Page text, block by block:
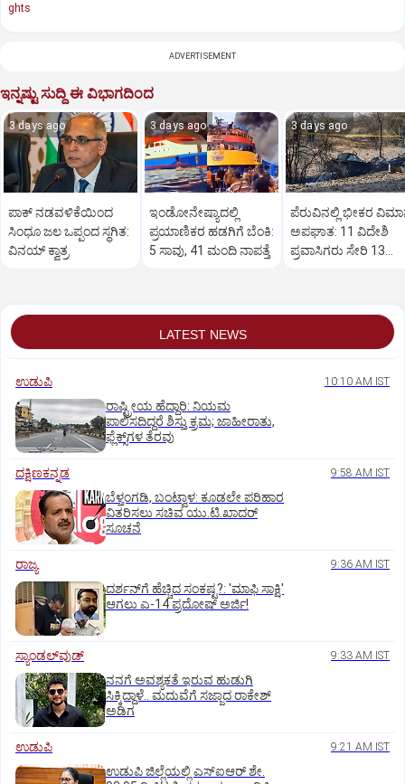
ghts
ADVERTISEMENT
ಇನ್ನಷ್ಟು ಸುದ್ದಿ ಈ ವಿಭಾಗದಿಂದ
3 days ago
ಪಾಕ್‌ ನಡವಳಿಕೆಯಿಂದ
ಸಿಂಧೂ ಜಲ ಒಪ್ಪಂದ ಸ್ಥಗಿತ:
ವಿನಯ್ ಕ್ವಾತ್ರ
3 days ago
ಇಂಡೋನೇಷ್ಯಾದಲ್ಲಿ
ಪ್ರಯಾಣಿಕರ ಹಡಗಿಗೆ ಬೆಂಕಿ:
5 ಸಾವು, 41 ಮಂದಿ ನಾಪತ್ತೆ
3 days ago
ಪೆರುವಿನಲ್ಲಿ ಭೀಕರ
ಅಪಘಾತ: 11 ವಿದೇಶಿ
ಪ್ರವಾಸಿಗರು ಸೇರಿ 13
LATEST NEWS
ಉಡುಪಿ 10:10 AM IST
ರಾಷ್ಟ್ರೀಯ ಹೆದ್ದಾರಿ: ನಿಯಮ
ಪಾಲಿಸದಿದ್ದರೆ ಶಿಸ್ತು ಕ್ರಮ; ಜಾಹೀರಾತು,
ಫ್ಲೆಕ್ಸ್‌ಗಳ ತೆರವು
ದಕ್ಷಿಣಕನ್ನಡ 9:58 AM IST
ಬೆಳ್ತಂಗಡಿ, ಬಂಟ್ವಾಳ: ಕೂಡಲೇ ಪರಿಹಾರ
ವಿತರಿಸಲು ಸಚಿವ ಯು.ಟಿ.ಖಾದರ್‌
ಸೂಚನೆ
ರಾಜ್ಯ 9:36 AM IST
ದರ್ಶನ್‌ಗೆ ಹೆಚ್ಚಿದ ಸಂಕಷ್ಟ?: 'ಮಾಫಿ ಸಾಕ್ಷಿ'
ಆಗಲು ಎ-14 ಪ್ರದೋಷ್ ಅರ್ಜಿ!
ಸ್ಯಾಂಡಲ್‌ವುಡ್‌ 9:33 AM IST
ನನಗೆ ಅವಶ್ಯಕತೆ ಇರುವ ಹುಡುಗಿ
ಸಿಕ್ಕಿದ್ದಾಳೆ.. ಮದುವೆಗೆ ಸಜ್ಜಾದ ರಾಕೇಶ್
ಅಡಿಗ
ಉಡುಪಿ 9:21 AM IST
ಉಡುಪಿ ಜಿಲ್ಲೆಯಲ್ಲಿ ಎಸ್‌ಐಆರ್‌ ಶೇ.